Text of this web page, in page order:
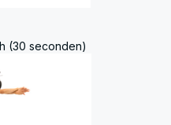
(30 seconden)